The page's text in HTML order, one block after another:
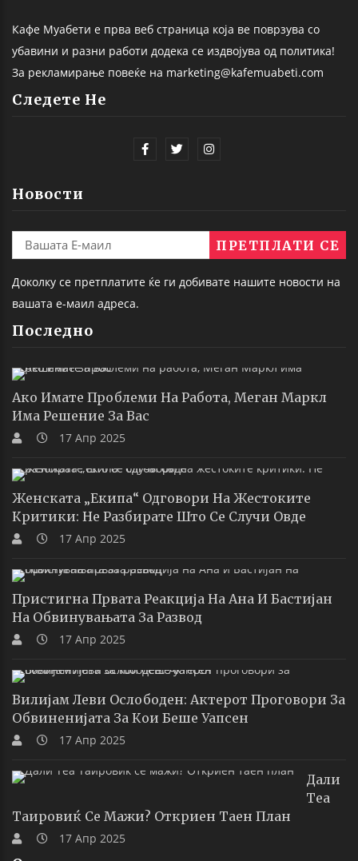
Кафе Муабети е прва веб страница која ве поврзува со
убавини и разни работи додека се издвојува од политика!
За рекламирање повеќе на marketing@kafemuabeti.com
Следете Не
Новости
Доколку се претплатите ќе ги добивате нашите новости на
вашата е-маил адреса.
Последно
Ако Имате Проблеми На Работа, Меган Маркл
Има Решение За Вас
17 Апр 2025
Женската „екипа“ Одговори На Жестоките
Критики: Не Разбирате Што Се Случи Овде
17 Апр 2025
Пристигна Првата Реакција На Ана И Бастијан
На Обвинувањата За Развод
17 Апр 2025
Вилијам Леви Ослободен: Актерот Проговори За
Обвиненијата За Кои Беше Уапсен
17 Апр 2025
Дали
Теа
Таировиќ Се Мажи? Откриен Таен План
17 Апр 2025